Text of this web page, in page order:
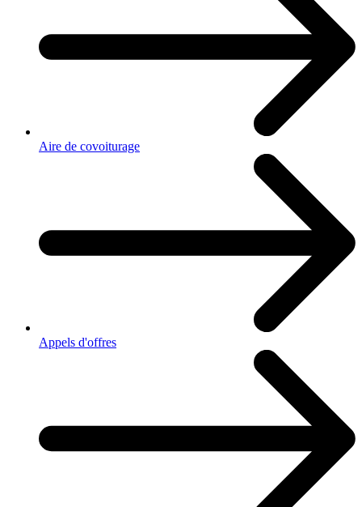
Aire de covoiturage
Appels d'offres